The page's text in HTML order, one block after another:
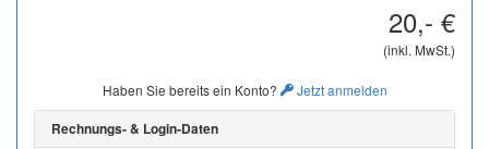
20,- €
(inkl. MwSt.)
Haben Sie bereits ein Konto? Jetzt anmelden
Rechnungs- & Login-Daten